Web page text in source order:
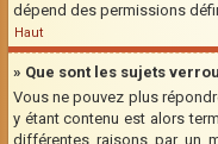
dépend des permissions
Haut
» Que sont les sujets
Vous ne pouvez plus
y étant contenu est alors
différentes raisons par un